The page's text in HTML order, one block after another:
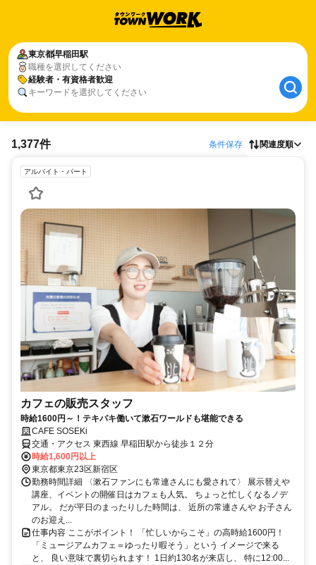
東京都早稲田駅
職種を選択してください
経験者・有資格者歓迎
キーワードを選択してください
1,377件 条件保存 関連度順
アルバイト・パート
カフェの販売スタッフ
時給1600円～！テキパキ働いて漱石ワールドも堪能できる
CAFE SOSEKi
交通・アクセス 東西線 早稲田駅から徒歩１２分
時給1,600円以上
東京都東京23区新宿区
勤務時間詳細 〈漱石ファンにも常連さんにも愛されて〉 展示替えや
講座、イベントの開催日はカフェも人気。 ちょっと忙しくなるノデ
アル。 だが平日のまったりした時間は、 近所の常連さんや お子さん
のお迎え...
仕事内容 ここがポイント！ 「忙しいからこそ」の高時給1600円！
「ミュージアムカフェ＝ゆったり暇そう」という イメージで来る
と、 良い意味で裏切られます！ 1日約130名が来店し、 特に12:00...